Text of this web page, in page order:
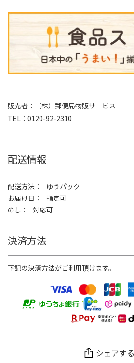
販売者
（株）郵便局物販サービス
TEL
0120-92-2310
配送情報
配送方法
ゆうパック
お届け日
指定可
のし
対応可
決済方法
下記の決済方法がご利用頂けます。
シェアする